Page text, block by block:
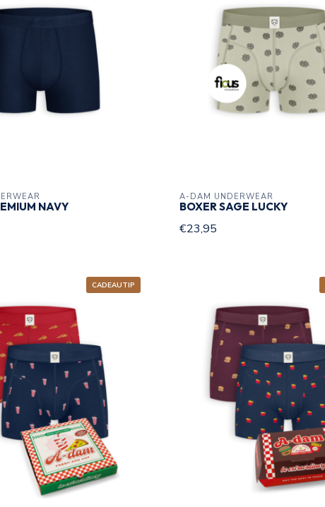
NAVY
A-DAM UNDERWEAR
BOXER SAGE LUCKY
€23,95
CADEAUTIP